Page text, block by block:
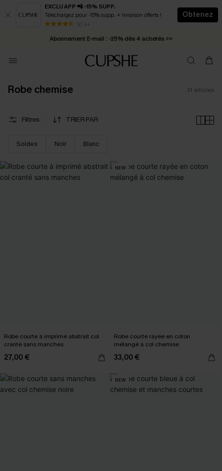
EXCLU APP 📲 -15% SUPP.
Téléchargez pour -15% supp. + livraison offerts !
50 k+
Obtenez
* Livraison éclair 2-3 jours ouvrés >>
Abonnement E-mail : -25% dès 4 achetés >>
Robe chemise 31 articles
Filtres TRIER PAR
Soldes Noir Blanc
Robe courte à imprimé abstrait col
cranté sans manches
27,00 €
NEW
Robe courte rayée en coton
mélangé à col chemise
33,00 €
NEW